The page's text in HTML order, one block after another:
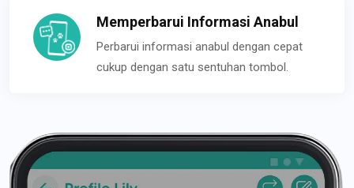
Memperbarui Informasi Anabul
Perbarui informasi anabul dengan cepat
cukup dengan satu sentuhan tombol.